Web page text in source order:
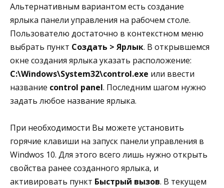
Альтернативным вариантом есть создание
ярлыка панели управления на рабочем столе.
Пользователю достаточно в контекстном меню
выбрать пункт Создать > Ярлык. В открывшемся
окне создания ярлыка указать расположение:
C:\Windows\System32\control.exe или ввести
название control panel. Последним шагом нужно
задать любое название ярлыка.
При необходимости Вы можете установить
горячие клавиши на запуск панели управления в
Windwos 10. Для этого всего лишь нужно открыть
свойства ранее созданного ярлыка, и
активировать пункт Быстрый вызов. В текущем